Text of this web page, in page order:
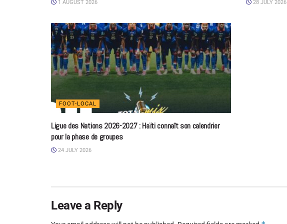
1 AUGUST 2026 28 JULY 2026
FOOT-LOCAL
Ligue des Nations 2026-2027 : Haïti connaît son calendrier
pour la phase de groupes
24 JULY 2026
Leave a Reply